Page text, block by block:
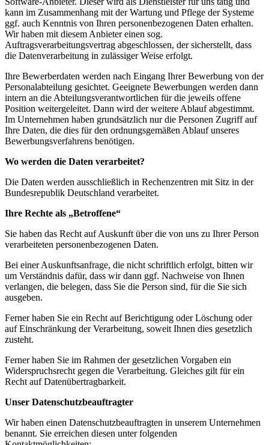
kann im Zusammenhang mit der Wartung und Pflege der Systeme
ggf. auch Kenntnis von Ihren personenbezogenen Daten erhalten.
Wir haben mit diesem Anbieter einen sog.
Auftragsverarbeitungsvertrag abgeschlossen, der sicherstellt, dass
die Datenverarbeitung in zulässiger Weise erfolgt.
Ihre Bewerberdaten werden nach Eingang Ihrer Bewerbung von der
Personalabteilung gesichtet. Geeignete Bewerbungen werden dann
intern an die Abteilungsverantwortlichen für die jeweils offene
Position weitergeleitet. Dann wird der weitere Ablauf abgestimmt.
Im Unternehmen haben grundsätzlich nur die Personen Zugriff auf
Ihre Daten, die dies für den ordnungsgemäßen Ablauf unseres
Bewerbungsverfahrens benötigen.
Wo werden die Daten verarbeitet?
Die Daten werden ausschließlich in Rechenzentren mit Sitz in der
Bundesrepublik Deutschland verarbeitet.
Ihre Rechte als „Betroffene“
Sie haben das Recht auf Auskunft über die von uns zu Ihrer Person
verarbeiteten personenbezogenen Daten.
Bei einer Auskunftsanfrage, die nicht schriftlich erfolgt, bitten wir
um Verständnis dafür, dass wir dann ggf. Nachweise von Ihnen
verlangen, die belegen, dass Sie die Person sind, für die Sie sich
ausgeben.
Ferner haben Sie ein Recht auf Berichtigung oder Löschung oder
auf Einschränkung der Verarbeitung, soweit Ihnen dies gesetzlich
zusteht.
Ferner haben Sie im Rahmen der gesetzlichen Vorgaben ein
Widerspruchsrecht gegen die Verarbeitung. Gleiches gilt für ein
Recht auf Datenübertragbarkeit.
Unser Datenschutzbeauftragter
Wir haben einen Datenschutzbeauftragten in unserem Unternehmen
benannt. Sie erreichen diesen unter folgenden